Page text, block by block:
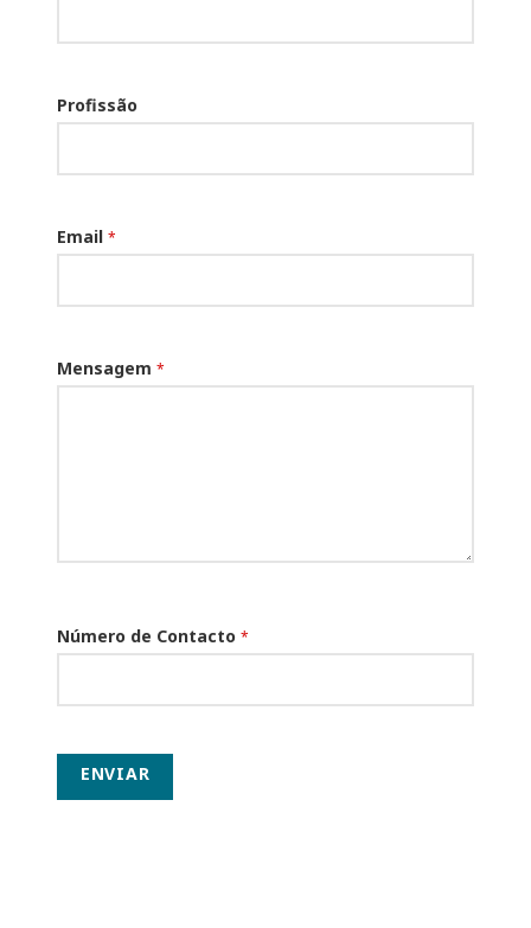
Profissão
Email *
Mensagem *
Número de Contacto *
ENVIAR